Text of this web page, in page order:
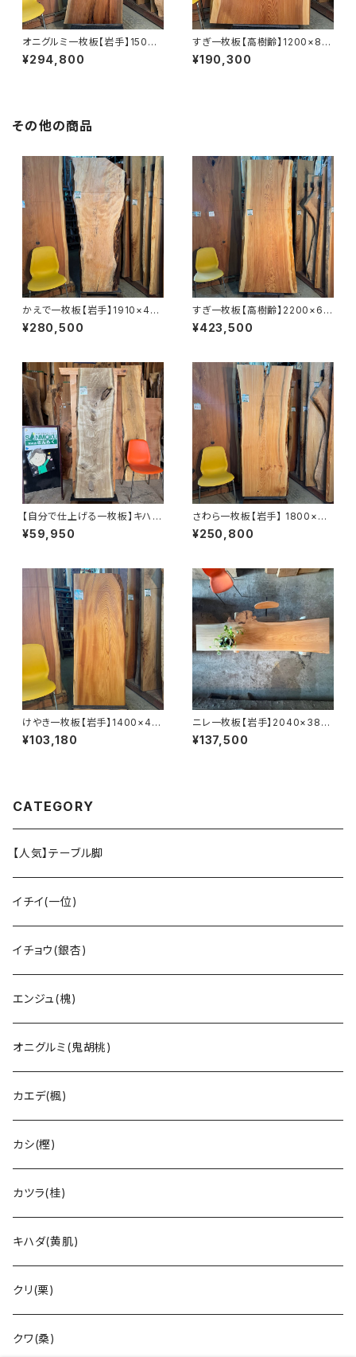
オニグルミ一枚板【岩手】1500×
370~700×69㎜【オイル塗装
仕上げ済み】
¥294,800
すぎ一枚板【高樹齢】1200×810
~920×55㎜【オイル塗装 仕上
げ済み】
¥190,300
その他の商品
かえで一枚板【岩手】1910×410
~730×55㎜【オイル塗装 仕上
げ済み】
¥280,500
すぎ一枚板【高樹齢】2200×67
0~920×56㎜【オイル塗装 仕
上げ済み】
¥423,500
【自分で仕上げる一枚板】キハダ
【岩手】1620×380~480×37
㎜【プレーナー仕上げ＆木口カッ
¥59,950
さわら一枚板【岩手】 1800×60
0~770×48㎜【オイル塗装 仕
上げ済み】
¥250,800
けやき一枚板【岩手】1400×40
0~550×34㎜【オイル塗装 仕
上げ済み】
¥103,180
ニレ一枚板【岩手】2040×380
~610×47㎜【オイル塗装 仕上
げ済み】
¥137,500
CATEGORY
【人気】テーブル脚
イチイ(一位)
イチョウ(銀杏)
エンジュ(槐)
オニグルミ(鬼胡桃)
カエデ(楓)
カシ(樫)
カツラ(桂)
キハダ(黄肌)
クリ(栗)
クワ(桑)